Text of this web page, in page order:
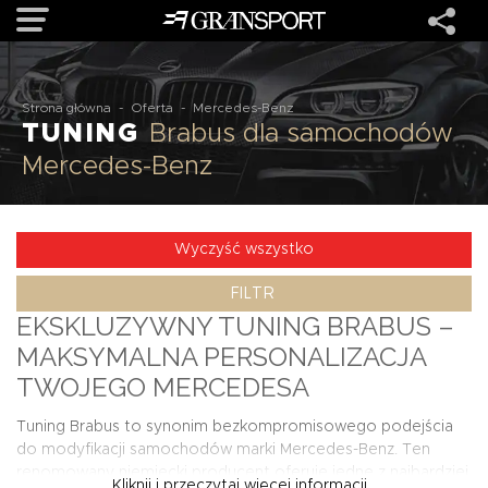
OFERTA
MARKI
O NAS
USŁUGI
KONTAKT
Strona główna - Oferta - Mercedes-Benz
TUNING
Brabus dla samochodów
Mercedes-Benz
Wyczyść wszystko
FILTR
EKSKLUZYWNY TUNING BRABUS –
MAKSYMALNA PERSONALIZACJA
TWOJEGO MERCEDESA
Tuning Brabus to synonim bezkompromisowego podejścia
do modyfikacji samochodów marki Mercedes-Benz. Ten